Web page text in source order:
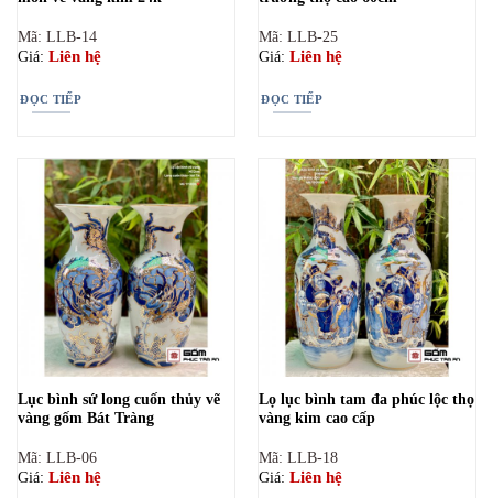
Mã: LLB-14
Giá: Liên hệ
ĐỌC TIẾP
Mã: LLB-25
Giá: Liên hệ
ĐỌC TIẾP
Lục bình sứ long cuốn thủy vẽ
vàng gốm Bát Tràng
Mã: LLB-06
Giá: Liên hệ
Lọ lục bình tam đa phúc lộc thọ
vàng kim cao cấp
Mã: LLB-18
Giá: Liên hệ